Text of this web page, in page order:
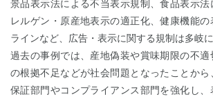
景品表示法による不当表示規制、食品表示
レルゲン・原産地表示の適正化、健康機能
ラインなど、広告・表示に関する規制は多岐に
過去の事例では、産地偽装や賞味期限の不
の根拠不足などが社会問題となったことか
保証部門やコンプライアンス部門を強化し